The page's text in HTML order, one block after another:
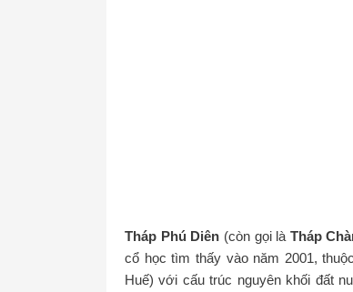
Tháp Phú Diên (còn gọi là Tháp
cổ học tìm thấy vào năm 2001,
Huế) với cấu trúc nguyên khối đất